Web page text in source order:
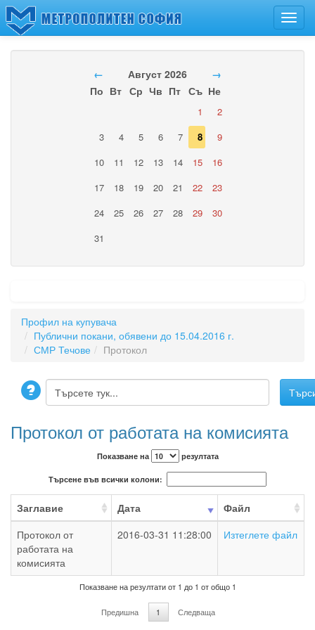
← Август 2026
→
По Вт Ср Чв Пт Съ Не
1
2
3
4 5 6 7 8
9
10
11 12 13 14 15
16
17
18 19 20 21 22
23
24
25 26 27 28 29
30
31
Профил на купувача
Публични покани, обявени до 15.04.2016 г.
СМР Течове
Протокол
Протокол от работата на комисията
Показване на резултата
Търсене във всички колони:
Заглавие Дата
Файл
Протокол от
работата на
комисията
2016-03-31 11:28:00 Изтеглете файл
Показване на резултати от 1 до 1 от общо 1
Предишна 1 Следваща